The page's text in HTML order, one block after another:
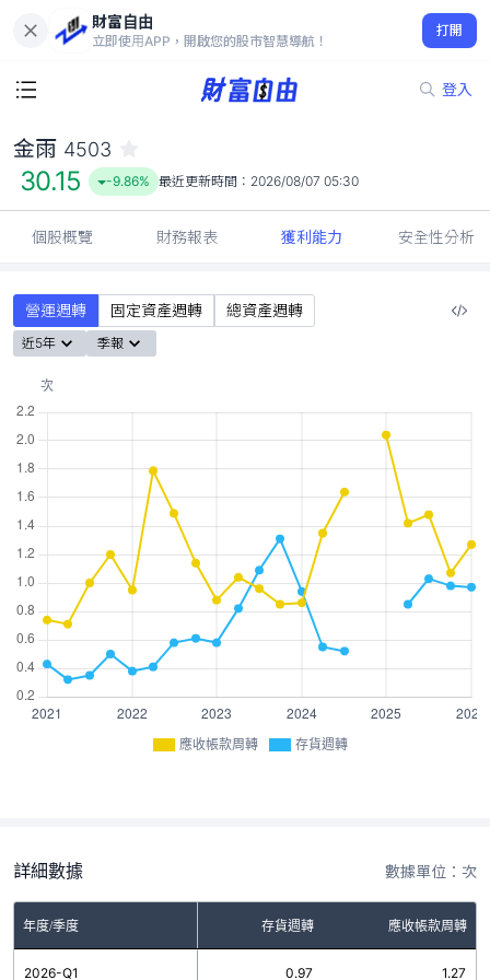
財富自由
立即使用APP，開啟您的股市智慧導航！
打開
登入
30.15
-9.86%
金雨 4503
30.15 -9.86% 最近更新時間： 2026/08/07 05:30
個股概覽 財務報表 獲利能力 安全性分析
營運週轉 固定資產週轉 總資產週轉
近5年 季報
應收帳款周轉 存貨週轉
詳細數據 數據單位：次
年度/季度 存貨週轉 應收帳款周轉
2026-Q1 0.97 1.27